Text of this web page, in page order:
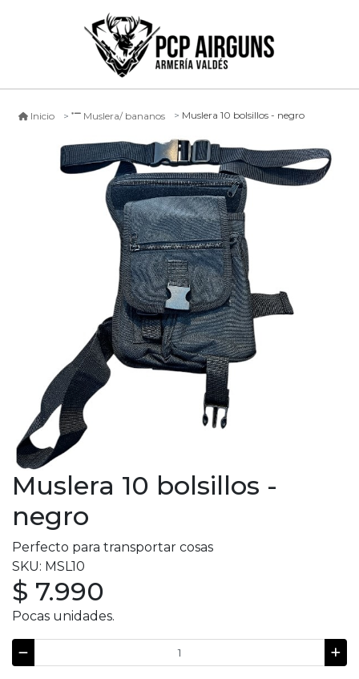
Inicio Muslera/ bananos Muslera 10 bolsillos - negro
Muslera 10 bolsillos -
negro
Perfecto para transportar cosas
SKU: MSL10
$ 7.990
Pocas unidades.